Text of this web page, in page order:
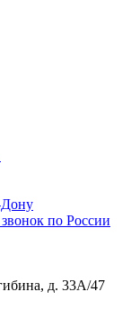
Дону
по России
д. 33А/47